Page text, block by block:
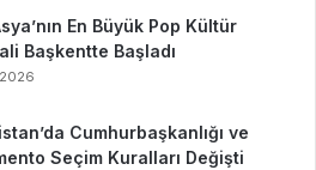
En Büyük Pop Kültür
Başkentte Başladı
Cumhurbaşkanlığı ve
Seçim Kuralları Değişti